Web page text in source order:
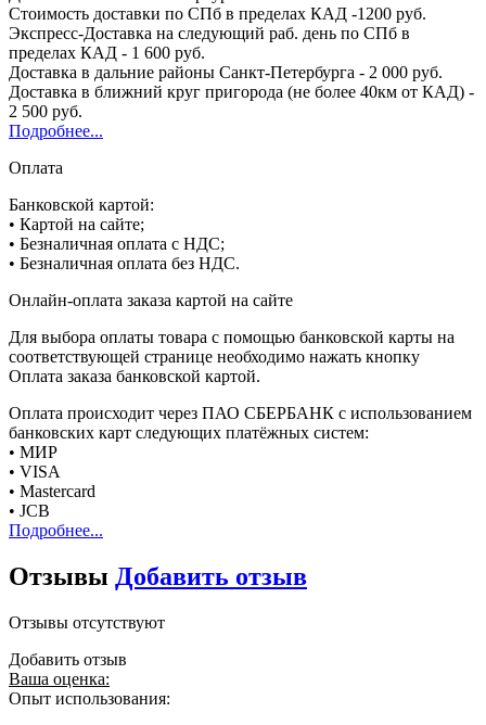
Стоимость доставки по СПб в пределах КАД -1200 руб.
Экспресс-Доставка на следующий раб. день по СПб в
пределах КАД - 1 600 руб.
Доставка в дальние районы Санкт-Петербурга - 2 000 руб.
Доставка в ближний круг пригорода (не более 40км от КАД) -
2 500 руб.
Подробнее...
Оплата
Банковской картой:
• Картой на сайте;
• Безналичная оплата с НДС;
• Безналичная оплата без НДС.
Онлайн-оплата заказа картой на сайте
Для выбора оплаты товара с помощью банковской карты на
соответствующей странице необходимо нажать кнопку
Оплата заказа банковской картой.
Оплата происходит через ПАО СБЕРБАНК с использованием
банковских карт следующих платёжных систем:
• МИР
• VISA
• Mastercard
• JCB
Подробнее...
Отзывы Добавить отзыв
Отзывы отсутствуют
Добавить отзыв
Ваша оценка:
Опыт использования: